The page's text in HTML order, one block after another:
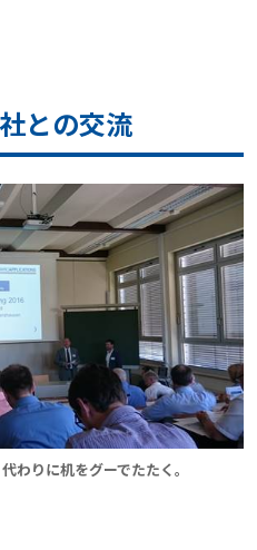
との交流
わりに机をグーでたたく。